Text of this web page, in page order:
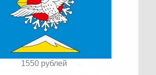
1550 рублей